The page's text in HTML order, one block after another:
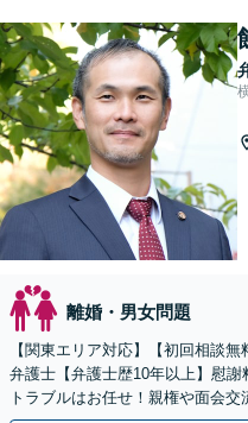
離婚・男女問題
【関東エリア対応】【初回相談
弁護士【弁護士歴10年以上】慰
トラブルはお任せ！親権や面会